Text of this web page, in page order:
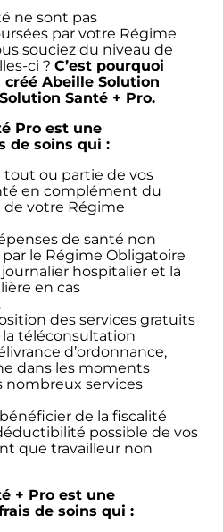
ne sont pas
par votre Régime
souciez du niveau de
ci ? C’est pourquoi
créé Abeille Solution
Santé + Pro.
Pro est une
de soins qui :
tout ou partie de vos
en complément du
votre Régime
de santé non
le Régime Obligatoire
hospitalier et la
en cas
des services gratuits
téléconsultation
d’ordonnance,
dans les moments
nombreux services
de la fiscalité
possible de vos
que travailleur non
+ Pro est une
de soins qui :